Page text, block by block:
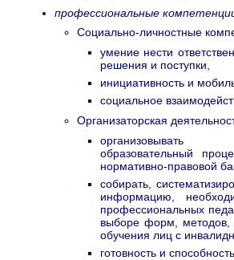
профессиональные
Социально-личностные
умение нести
решения и поступки,
инициативность и
социальное
Организаторская
образовательный
нормативно-правовой
собирать,
информацию,
профессиональных
выборе форм, методов,
обучения лиц с
готовность и